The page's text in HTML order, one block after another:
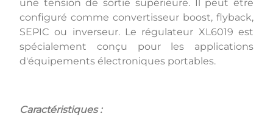
une tension de sortie supérieure. Il peut être
configuré comme convertisseur boost, flyback,
SEPIC ou inverseur. Le régulateur XL6019 est
spécialement conçu pour les applications
d'équipements électroniques portables.
Caractéristiques :